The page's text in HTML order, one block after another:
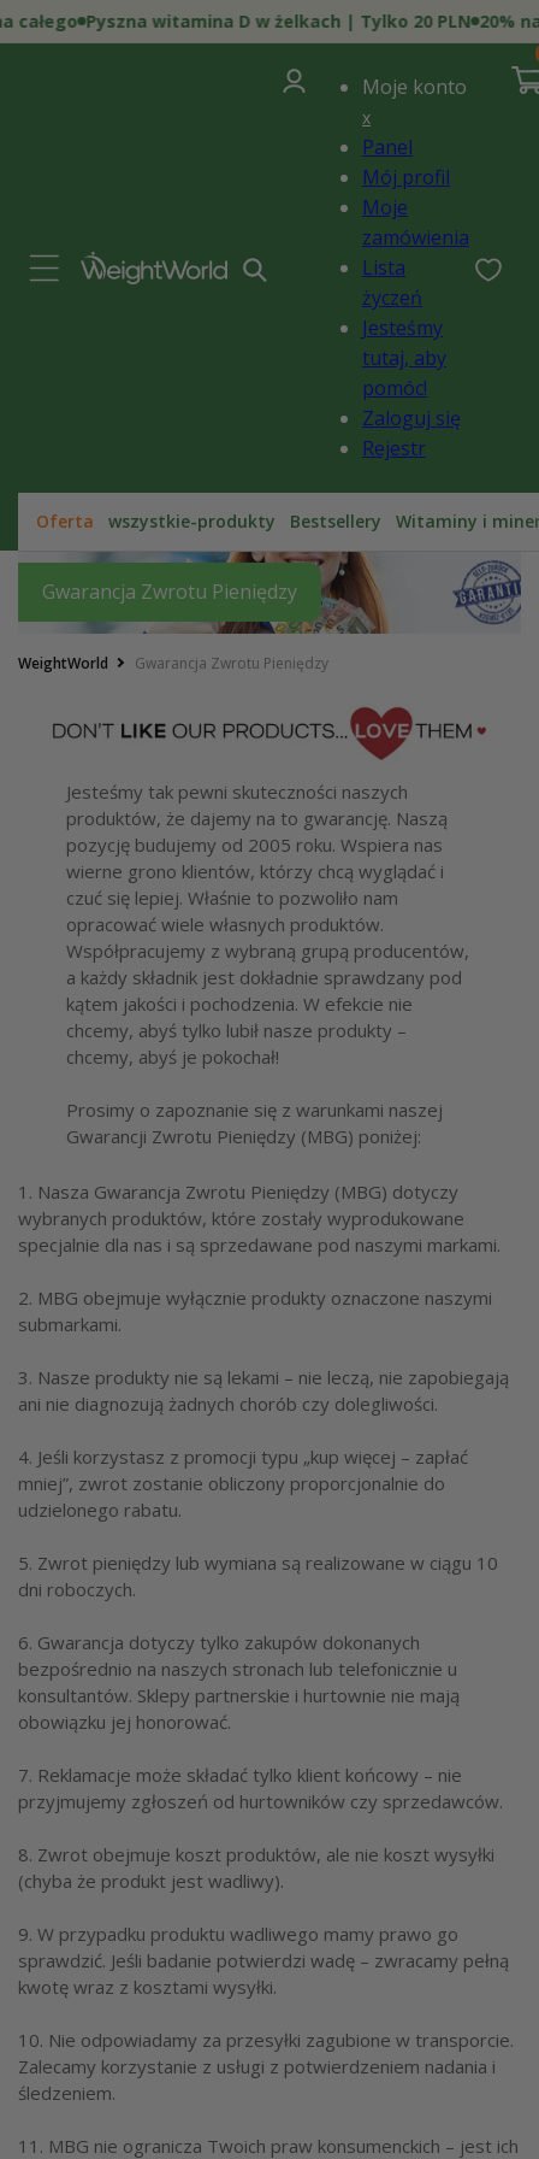
do
treści
Pyszna witamina D w żelkach | Tylko 20 PLN 20%
Oferta wszystkie-produkty Bestsellery Witaminy i
Zaloguj
się
Moje konto
x
Panel
Mój profil
Moje
zamówienia
Lista
życzeń
Jesteśmy
tutaj, aby
pomóc!
Zaloguj się
Rejestr
0
Gwarancja Zwrotu Pieniędzy
WeightWorld Gwarancja Zwrotu Pieniędzy
Jesteśmy tak pewni skuteczności naszych
produktów, że dajemy na to gwarancję. Naszą
pozycję budujemy od 2005 roku. Wspiera nas
wierne grono klientów, którzy chcą wyglądać i
czuć się lepiej. Właśnie to pozwoliło nam
opracować wiele własnych produktów.
Współpracujemy z wybraną grupą producentów,
a każdy składnik jest dokładnie sprawdzany pod
kątem jakości i pochodzenia. W efekcie nie
chcemy, abyś tylko lubił nasze produkty –
chcemy, abyś je pokochał!
Prosimy o zapoznanie się z warunkami naszej
Gwarancji Zwrotu Pieniędzy (MBG) poniżej:
1. Nasza Gwarancja Zwrotu Pieniędzy (MBG) dotyczy
wybranych produktów, które zostały wyprodukowane
specjalnie dla nas i są sprzedawane pod naszymi markami.
2. MBG obejmuje wyłącznie produkty oznaczone naszymi
submarkami.
3. Nasze produkty nie są lekami – nie leczą, nie zapobiegają
ani nie diagnozują żadnych chorób czy dolegliwości.
4. Jeśli korzystasz z promocji typu „kup więcej – zapłać
mniej”, zwrot zostanie obliczony proporcjonalnie do
udzielonego rabatu.
5. Zwrot pieniędzy lub wymiana są realizowane w ciągu 10
dni roboczych.
6. Gwarancja dotyczy tylko zakupów dokonanych
bezpośrednio na naszych stronach lub telefonicznie u
konsultantów. Sklepy partnerskie i hurtownie nie mają
obowiązku jej honorować.
7. Reklamacje może składać tylko klient końcowy – nie
przyjmujemy zgłoszeń od hurtowników czy sprzedawców.
8. Zwrot obejmuje koszt produktów, ale nie koszt wysyłki
(chyba że produkt jest wadliwy).
9. W przypadku produktu wadliwego mamy prawo go
sprawdzić. Jeśli badanie potwierdzi wadę – zwracamy pełną
kwotę wraz z kosztami wysyłki.
10. Nie odpowiadamy za przesyłki zagubione w transporcie.
Zalecamy korzystanie z usługi z potwierdzeniem nadania i
śledzeniem.
11. MBG nie ogranicza Twoich praw konsumenckich – jest ich